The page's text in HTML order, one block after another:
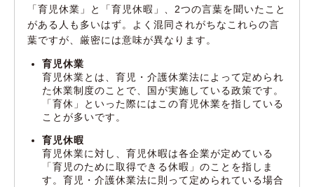
「育児休業」と「育児休暇」、2つの言葉を聞いたこと
がある人も多いはず。よく混同されがちなこれらの言
葉ですが、厳密には意味が異なります。
育児休業
育児休業とは、育児・介護休業法によって定められ
た休業制度のことで、国が実施している政策です。
「育休」といった際にはこの育児休業を指している
ことが多いです。
育児休暇
育児休業に対し、育児休暇は各企業が定めている
「育児のために取得できる休暇」のことを指しま
す。育児・介護休業法に則って定められている場合